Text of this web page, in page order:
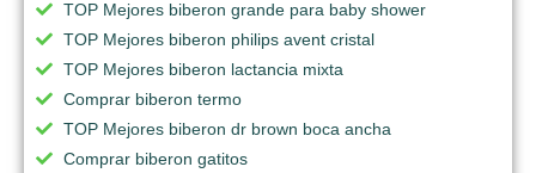
TOP Mejores biberon grande para baby shower
TOP Mejores biberon philips avent cristal
TOP Mejores biberon lactancia mixta
Comprar biberon termo
TOP Mejores biberon dr brown boca ancha
Comprar biberon gatitos